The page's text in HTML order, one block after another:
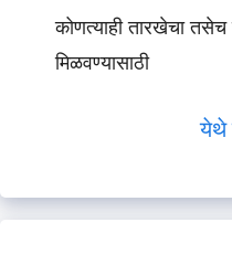
कोणत्याही तारखेचा
मिळवण्यासाठी
येथे